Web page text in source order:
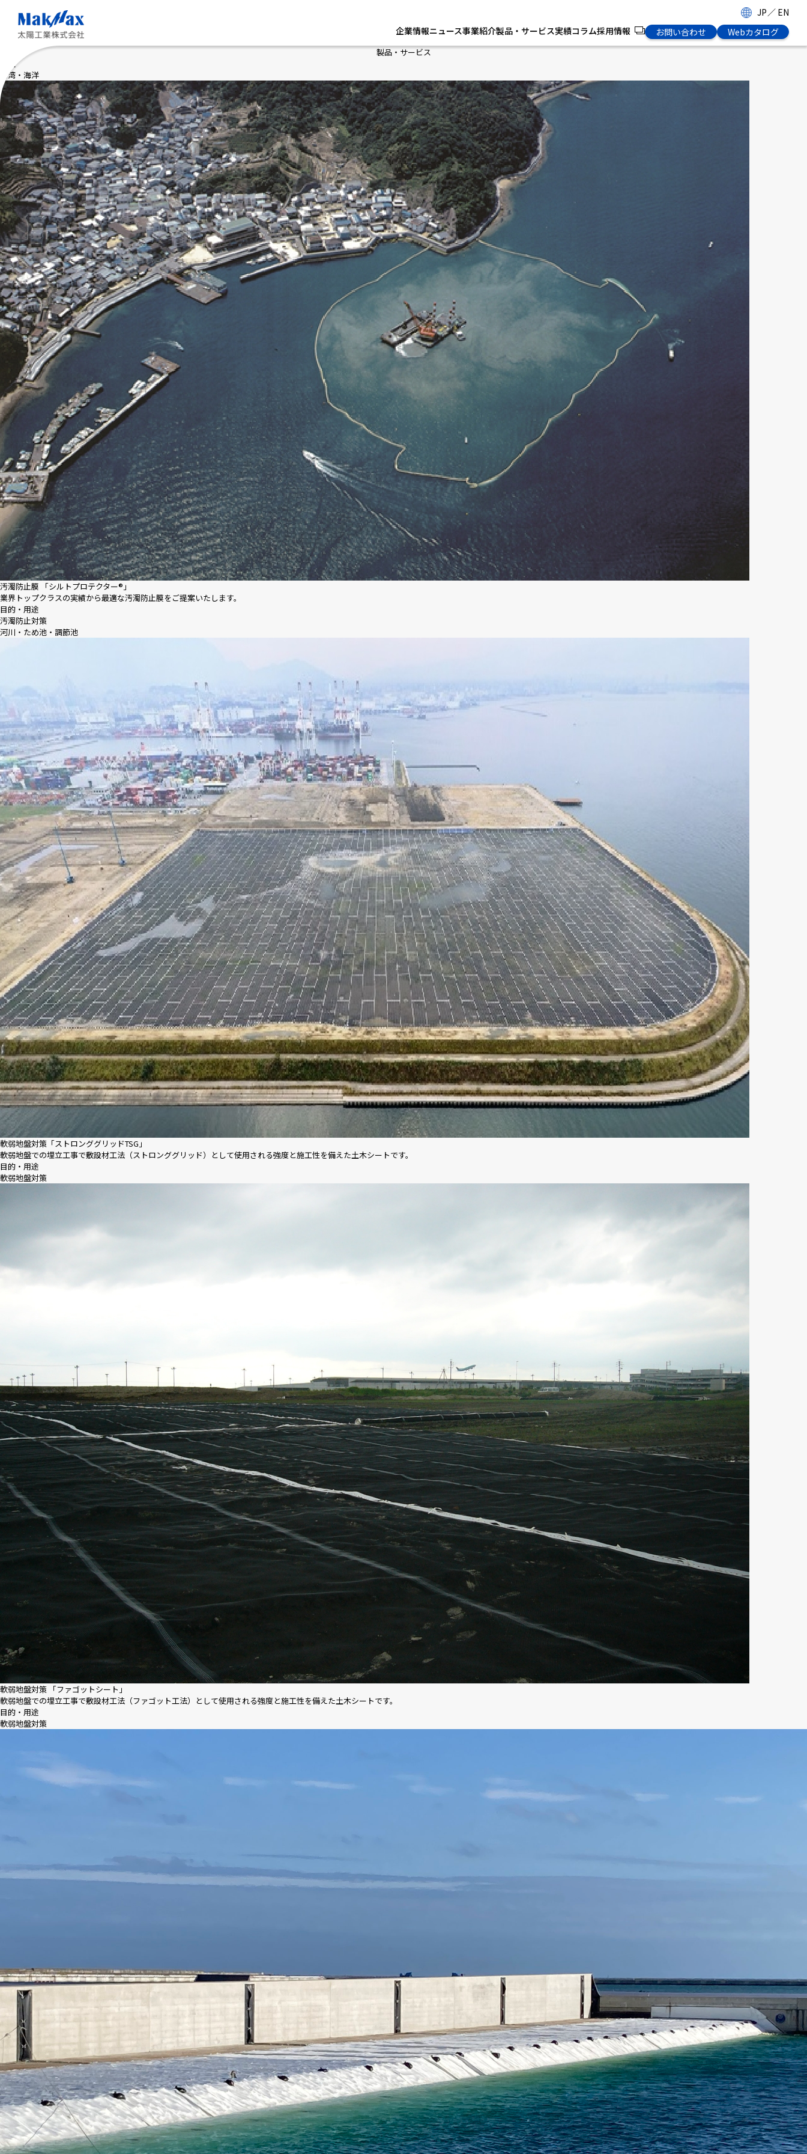
ン
ツ
に
ス
キ
ッ
プ
JP／ EN
企業情報ニュース事業紹介製品・サービス実績コラム採用情報 お問い合わせ Webカタログ
製品・サービス
国土
港湾・海洋
汚濁防止膜 「シルトプロテクター®」
業界トップクラスの実績から最適な汚濁防止膜をご提案いたします。
目的・用途
汚濁防⽌対策
河川・ため池・調節池
軟弱地盤対策「ストロンググリッドTSG」
軟弱地盤での埋立工事で敷設材工法（ストロンググリッド）として使用される強度と施工性を備えた土木シートです。
目的・用途
軟弱地盤対策
軟弱地盤対策 「ファゴットシート」
軟弱地盤での埋立工事で敷設材工法（ファゴット工法）として使用される強度と施工性を備えた土木シートです。
目的・用途
軟弱地盤対策